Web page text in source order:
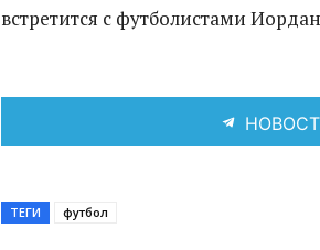
встретится с футболистами
ТЕГИ футбол